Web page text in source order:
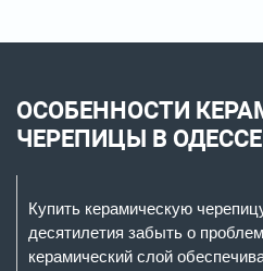
ОСОБЕННОСТИ
ЧЕРЕПИЦЫ В ОДЕССЕ
Купить керамическую
десятилетия забыть о
керамический слой